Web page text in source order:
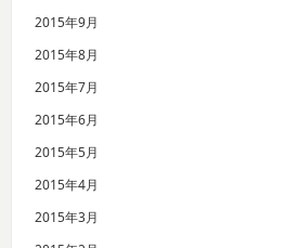
2015年9月
2015年8月
2015年7月
2015年6月
2015年5月
2015年4月
2015年3月